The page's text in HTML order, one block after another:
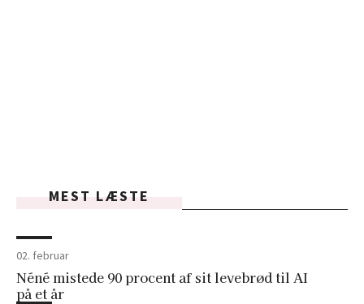
MEST LÆSTE
02. februar
Néné mistede 90 procent af sit levebrød til AI
på et år